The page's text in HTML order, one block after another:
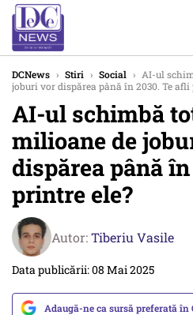
DCNews › Stiri › Social › AI-ul
joburi vor dispărea până în 2030. Te afli
AI-ul schimbă
milioane de
dispărea până
printre ele?
Autor:Tiberiu Vasile
Data publicării: 08 Mai 2025
Adaugă-ne ca sursă preferată în